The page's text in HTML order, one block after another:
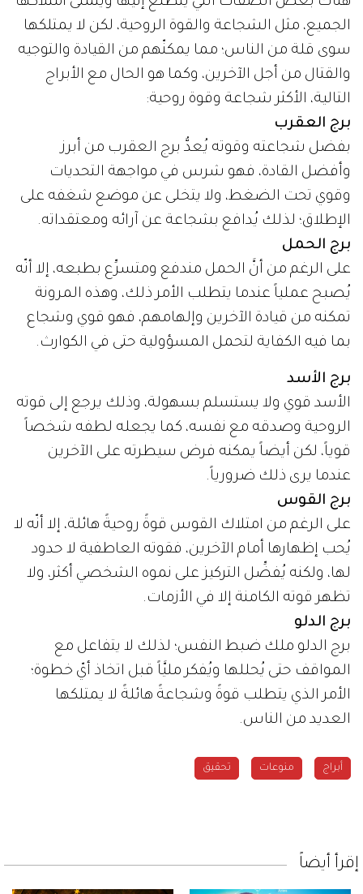
الجميع، مثل الشجاعة والقوة الروحية، لكن لا يمتلكها
سوى قلة من الناس؛ مما يمكنّهم من القيادة والتوجيه
والقتال من أجل الآخرين، وكما هو الحال مع الأبراج
التالية، الأكثر شجاعة وقوة روحية:
برج العقرب
بفضل شجاعته وقوته يُعدُّ برج العقرب من أبرز
وأفضل القادة، فهو شرس في مواجهة التحديات
وقوي تحت الضغط، ولا يتخلى عن موضع شغفه على
الإطلاق؛ لذلك يُدافع بشجاعة عن آرائه ومعتقداته.
برج الحمل
على الرغم من أنَّ الحمل مندفع ومتسرِّع بطبعه، إلا أنّه
يُصبح عملياً عندما يتطلب الأمر ذلك، وهذه المرونة
تمكنه من قيادة الآخرين وإلهامهم، فهو قوي وشجاع
بما فيه الكفاية لتحمل المسؤولية حتى في الكوارث.
برج الأسد
الأسد قوي ولا يستسلم بسهولة، وذلك يرجع إلى قوته
الروحية وصدقه مع نفسه، كما يجعله لطفه شخصاً
قوياً، لكن أيضاً يمكنه فرض سيطرته على الآخرين
عندما يرى ذلك ضرورياً.
برج القوس
على الرغم من امتلاك القوس قوةً روحيةً هائلة، إلا أنّه لا
يُحب إظهارها أمام الآخرين، فقوته العاطفية لا حدود
لها، ولكنه يُفضِّل التركيز على نموه الشخصي أكثر، ولا
تظهر قوته الكامنة إلا في الأزمات.
برج الدلو
برج الدلو ملك ضبط النفس؛ لذلك لا يتفاعل مع
المواقف حتى يُحللها ويُفكر مليَّاً قبل اتخاذ أيّ خطوة؛
الأمر الذي يتطلب قوةً وشجاعةً هائلةً لا يمتلكها
العديد من الناس.
أبراج منوعات تحقيق
إقرأ أيضاً